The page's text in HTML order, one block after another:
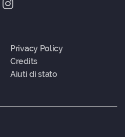
Privacy Policy
Credits
Aiuti di stato